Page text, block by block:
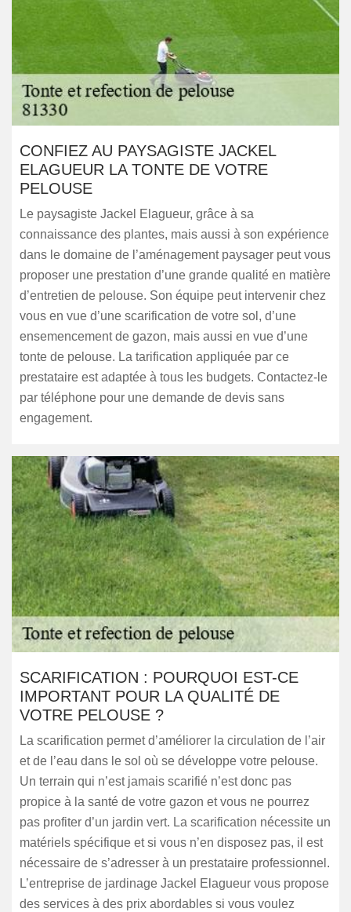
CONFIEZ AU PAYSAGISTE JACKEL
ELAGUEUR LA TONTE DE VOTRE
PELOUSE
Le paysagiste Jackel Elagueur, grâce à sa
connaissance des plantes, mais aussi à son expérience
dans le domaine de l’aménagement paysager peut vous
proposer une prestation d’une grande qualité en matière
d’entretien de pelouse. Son équipe peut intervenir chez
vous en vue d’une scarification de votre sol, d’une
ensemencement de gazon, mais aussi en vue d’une
tonte de pelouse. La tarification appliquée par ce
prestataire est adaptée à tous les budgets. Contactez-le
par téléphone pour une demande de devis sans
engagement.
SCARIFICATION : POURQUOI EST-CE
IMPORTANT POUR LA QUALITÉ DE
VOTRE PELOUSE ?
La scarification permet d’améliorer la circulation de l’air
et de l’eau dans le sol où se développe votre pelouse.
Un terrain qui n’est jamais scarifié n’est donc pas
propice à la santé de votre gazon et vous ne pourrez
pas profiter d’un jardin vert. La scarification nécessite un
matériels spécifique et si vous n’en disposez pas, il est
nécessaire de s’adresser à un prestataire professionnel.
L’entreprise de jardinage Jackel Elagueur vous propose
des services à des prix abordables si vous voulez